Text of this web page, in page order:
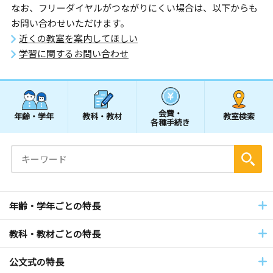
なお、フリーダイヤルがつながりにくい場合は、以下からも
お問い合わせいただけます。
近くの教室を案内してほしい
学習に関するお問い合わせ
年齢・学年 教科・教材 会費・
各種手続き
教室検索
年齢・学年ごとの特長
教科・教材ごとの特長
公文式の特長